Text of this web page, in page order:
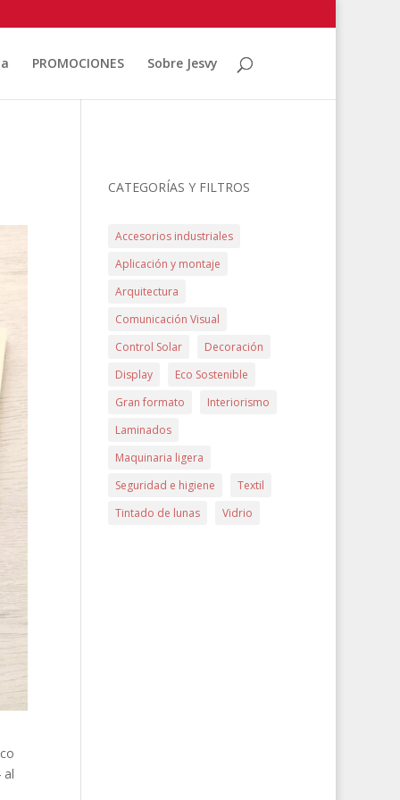
PROMOCIONES Sobre Jesvy
al
CATEGORÍAS Y FILTROS
Accesorios industriales
Aplicación y montaje
Arquitectura
Comunicación Visual
Control Solar
Decoración
Display
Eco Sostenible
Gran formato
Interiorismo
Laminados
Maquinaria ligera
Seguridad e higiene
Textil
Tintado de lunas
Vidrio